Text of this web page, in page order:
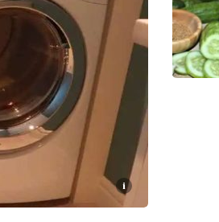
i